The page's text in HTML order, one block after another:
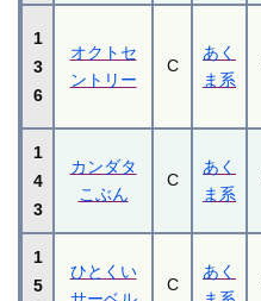
1
3
6
オクトセ
ントリー
C
あく
ま系
1
4
3
カンダタ
こぶん
C
あく
ま系
1
5
ひとくい
C
あく